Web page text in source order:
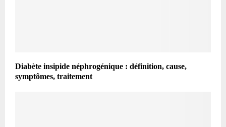
Diabète insipide néphrogénique : définition, cause,
symptômes, traitement